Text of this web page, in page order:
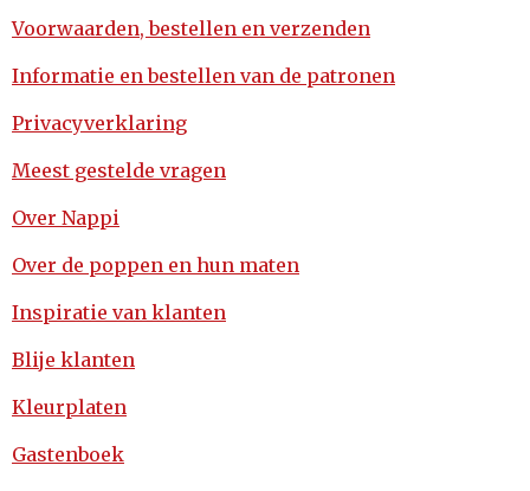
Voorwaarden, bestellen en verzenden
Informatie en bestellen van de patronen
Privacyverklaring
Meest gestelde vragen
Over Nappi
Over de poppen en hun maten
Inspiratie van klanten
Blije klanten
Kleurplaten
Gastenboek